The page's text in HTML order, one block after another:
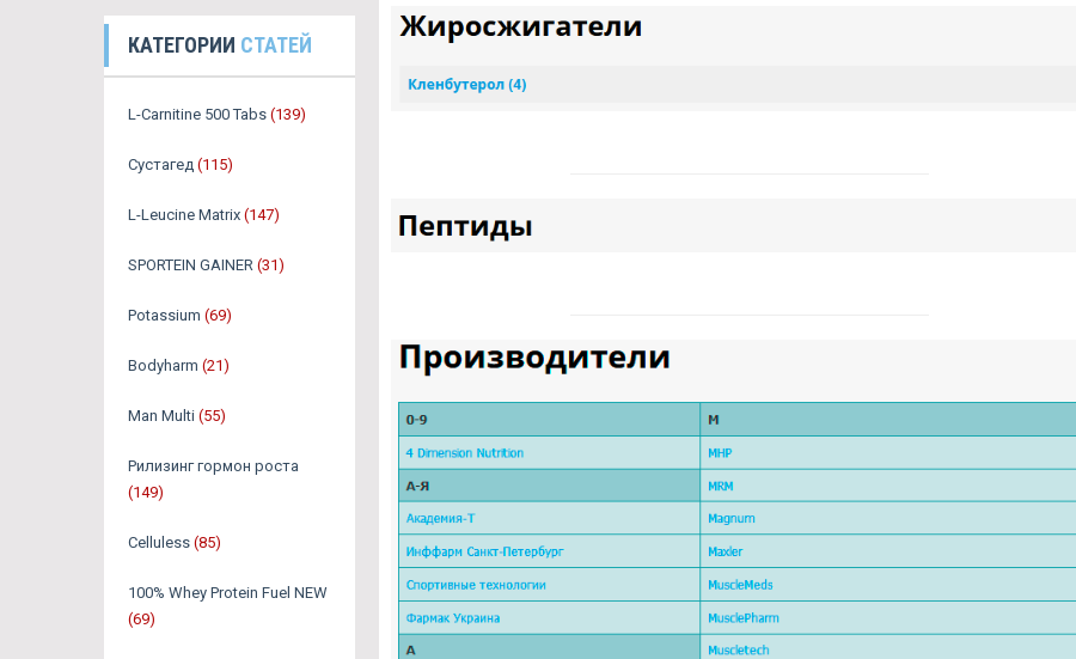
КАТЕГОРИИ СТАТЕЙ
L-Carnitine 500 Tabs (139)
Сустагед (115)
L-Leucine Matrix (147)
SPORTEIN GAINER (31)
Potassium (69)
Bodyharm (21)
Man Multi (55)
Рилизинг гормон роста
(149)
Celluless (85)
100% Whey Protein Fuel NEW
(69)